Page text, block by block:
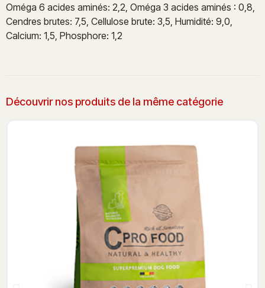
Oméga 6 acides aminés: 2,2, Oméga 3 acides aminés : 0,8,
Cendres brutes: 7,5, Cellulose brute: 3,5, Humidité: 9,0,
Calcium: 1,5, Phosphore: 1,2
Découvrir nos produits de la même catégorie